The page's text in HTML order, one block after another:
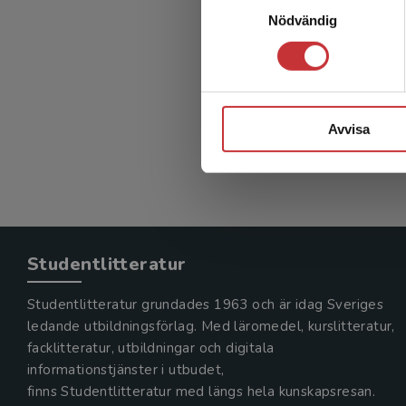
Nödvändig
Avvisa
Exkl.
Studentlitteratur
Studentlitteratur grundades 1963 och är idag Sveriges
ledande utbildningsförlag. Med läromedel, kurslitteratur,
facklitteratur, utbildningar och digitala
informationstjänster i utbudet,
finns Studentlitteratur med längs hela kunskapsresan.